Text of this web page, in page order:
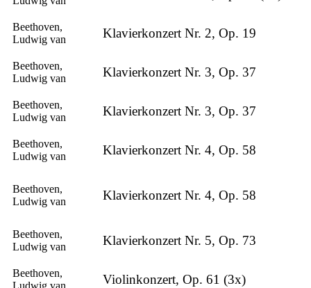
Beethoven,
Ludwig van
Klavierkonzert Nr. 2, Op. 19
Beethoven,
Ludwig van
Klavierkonzert Nr. 3, Op. 37
Beethoven,
Ludwig van
Klavierkonzert Nr. 3, Op. 37
Beethoven,
Ludwig van
Klavierkonzert Nr. 4, Op. 58
Beethoven,
Ludwig van
Klavierkonzert Nr. 4, Op. 58
Beethoven,
Ludwig van
Klavierkonzert Nr. 5, Op. 73
Beethoven,
Ludwig van
Violinkonzert, Op. 61 (3x)